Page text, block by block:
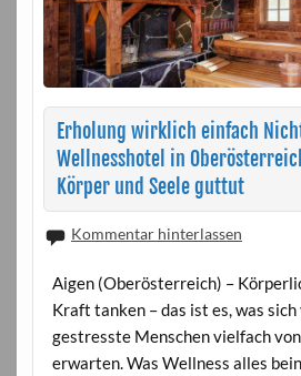
Erholung wirklich einfach
Wellnesshotel in
Körper und Seele guttut
Kommentar hinterlassen
Aigen (Oberösterreich) –
Kraft tanken – das ist es, was
gestresste Menschen vielfach
erwarten. Was Wellness alles